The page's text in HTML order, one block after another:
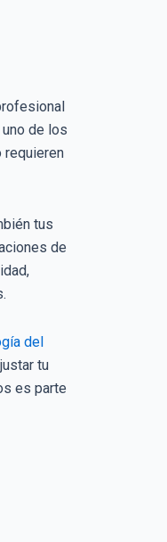
de los
requieren
tus
de
del
tu
es parte